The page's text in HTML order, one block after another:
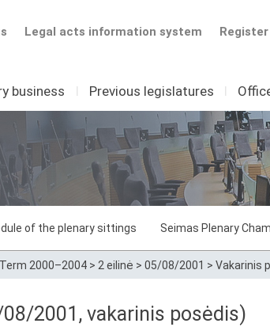
Legal acts information system
business I Previous legislatures I
of the plenary sittings Seimas Plenary
Term 2000–2004 > 2 eilinė > 05/08/2001 > Vakarinis
2001, vakarinis posėdis)